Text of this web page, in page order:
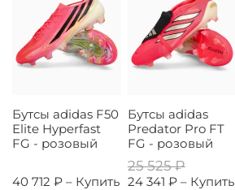
Бутсы adidas F50
Elite Hyperfast
FG - розовый
40 712 ₽ – Купить
Бутсы adidas
Predator Pro FT
FG - розовый
25 525 ₽
24 341 ₽ – Купить